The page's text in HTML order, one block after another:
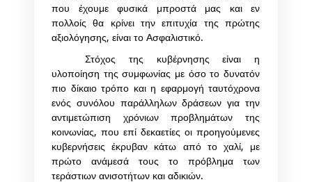
που έχουμε φυσικά μπροστά μας και εν
πολλοίς θα κρίνει την επιτυχία της πρώτης
αξιολόγησης, είναι το Ασφαλιστικό.
Στόχος της κυβέρνησης είναι η
υλοποίηση της συμφωνίας με όσο το δυνατόν
πιο δίκαιο τρόπο και η εφαρμογή ταυτόχρονα
ενός συνόλου παράλληλων δράσεων για την
αντιμετώπιση χρόνιων προβλημάτων της
κοινωνίας, που επί δεκαετίες οι προηγούμενες
κυβερνήσεις έκρυβαν κάτω από το χαλί, με
πρώτο ανάμεσά τους το πρόβλημα των
τεράστιων ανισοτήτων και αδικιών.